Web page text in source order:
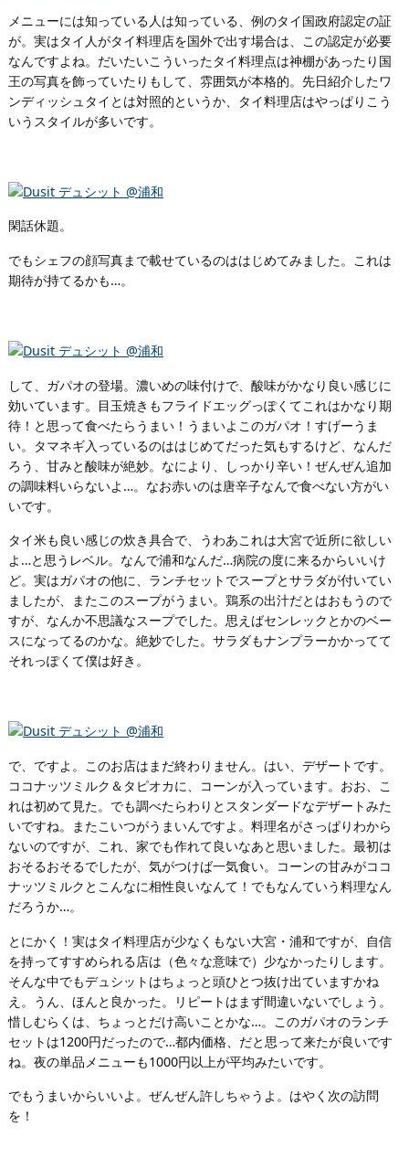
メニューには知っている人は知っている、例のタイ国政府認定の証
が。実はタイ人がタイ料理店を国外で出す場合は、この認定が必要
なんですよね。だいたいこういったタイ料理点は神棚があったり国
王の写真を飾っていたりもして、雰囲気が本格的。先日紹介したワ
ンディッシュタイとは対照的というか、タイ料理店はやっぱりこう
いうスタイルが多いです。
閑話休題。
でもシェフの顔写真まで載せているのははじめてみました。これは
期待が持てるかも…。
して、ガパオの登場。濃いめの味付けで、酸味がかなり良い感じに
効いています。目玉焼きもフライドエッグっぽくてこれはかなり期
待！と思って食べたらうまい！うまいよこのガパオ！すげーうま
い。タマネギ入っているのははじめてだった気もするけど、なんだ
ろう、甘みと酸味が絶妙。なにより、しっかり辛い！ぜんぜん追加
の調味料いらないよ…。なお赤いのは唐辛子なんで食べない方がい
いです。
タイ米も良い感じの炊き具合で、うわあこれは大宮で近所に欲しい
よ…と思うレベル。なんで浦和なんだ…病院の度に来るからいいけ
ど。実はガパオの他に、ランチセットでスープとサラダが付いてい
ましたが、またこのスープがうまい。鶏系の出汁だとはおもうので
すが、なんか不思議なスープでした。思えばセンレックとかのベー
スになってるのかな。絶妙でした。サラダもナンプラーかかってて
それっぽくて僕は好き。
で、ですよ。このお店はまだ終わりません。はい、デザートです。
ココナッツミルク＆タピオカに、コーンが入っています。おお、こ
れは初めて見た。でも調べたらわりとスタンダードなデザートみた
いですね。またこいつがうまいんですよ。料理名がさっぱりわから
ないのですが、これ、家でも作れて良いなあと思いました。最初は
おそるおそるでしたが、気がつけば一気食い。コーンの甘みがココ
ナッツミルクとこんなに相性良いなんて！でもなんていう料理なん
だろうか…。
とにかく！実はタイ料理店が少なくもない大宮・浦和ですが、自信
を持ってすすめられる店は（色々な意味で）少なかったりします。
そんな中でもデュシットはちょっと頭ひとつ抜け出ていますかね
え。うん、ほんと良かった。リピートはまず間違いないでしょう。
惜しむらくは、ちょっとだけ高いことかな…。このガパオのランチ
セットは1200円だったので…都内価格、だと思って来たが良いです
ね。夜の単品メニューも1000円以上が平均みたいです。
でもうまいからいいよ。ぜんぜん許しちゃうよ。はやく次の訪問
を！